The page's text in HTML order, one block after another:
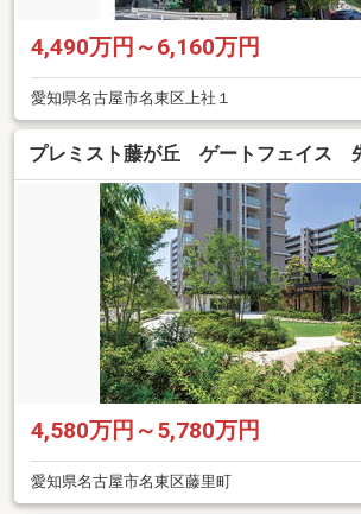
4,490万円～6,160万円
愛知県名古屋市名東区上社１
プレミスト藤が丘 ゲートフェイス
4,580万円～5,780万円
愛知県名古屋市名東区藤里町